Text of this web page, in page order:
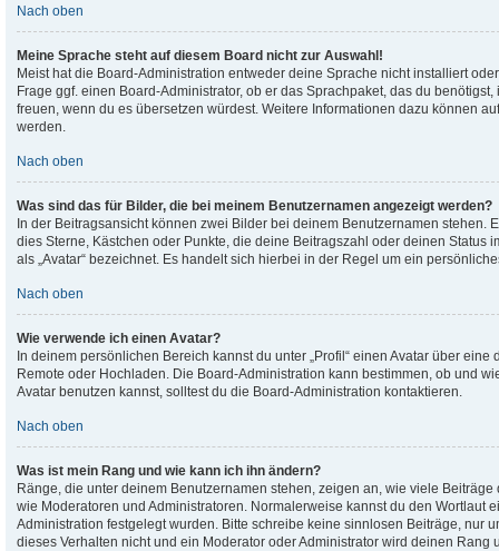
Nach oben
Meine Sprache steht auf diesem Board nicht zur Auswahl!
Meist hat die Board-Administration entweder deine Sprache nicht installiert
Frage ggf. einen Board-Administrator, ob er das Sprachpaket, das du
freuen, wenn du es übersetzen würdest. Weitere Informationen dazu können
werden.
Nach oben
Was sind das für Bilder, die bei meinem Benutzernamen angezeigt werden?
In der Beitragsansicht können zwei Bilder bei deinem Benutzernamen stehen.
dies Sterne, Kästchen oder Punkte, die deine Beitragszahl oder deinen Status
als „Avatar“ bezeichnet. Es handelt sich hierbei in der Regel um ein
Nach oben
Wie verwende ich einen Avatar?
In deinem persönlichen Bereich kannst du unter „Profil“ einen Avatar über
Remote oder Hochladen. Die Board-Administration kann bestimmen, ob und
Avatar benutzen kannst, solltest du die Board-Administration kontaktieren.
Nach oben
Was ist mein Rang und wie kann ich ihn ändern?
Ränge, die unter deinem Benutzernamen stehen, zeigen an, wie viele
wie Moderatoren und Administratoren. Normalerweise kannst du den Wortlaut
Administration festgelegt wurden. Bitte schreibe keine sinnlosen Beiträge,
dieses Verhalten nicht und ein Moderator oder Administrator wird deinen